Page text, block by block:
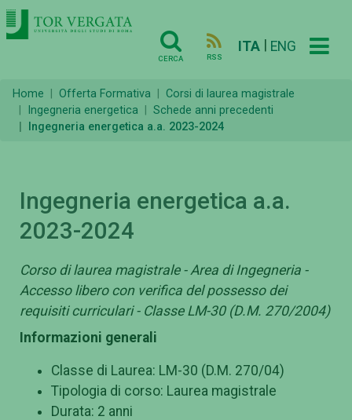
CERCA RSS
ITA ENG
Home Offerta Formativa
Corsi di laurea magistrale
Ingegneria energetica
Schede anni precedenti
Ingegneria energetica a.a. 2023-2024
Ingegneria energetica a.a.
2023-2024
Corso di laurea magistrale - Area di Ingegneria -
Accesso libero con verifica del possesso dei
requisiti curriculari - Classe LM-30 (D.M. 270/2004)
Informazioni generali
Classe di Laurea: LM-30 (D.M. 270/04)
Tipologia di corso: Laurea magistrale
Durata: 2 anni